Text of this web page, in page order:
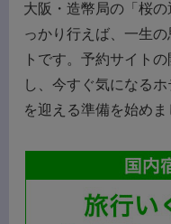
大阪・造幣局の「桜
っかり行えば、一生
トです。予約サイト
し、今すぐ気になる
を迎える準備を始めま